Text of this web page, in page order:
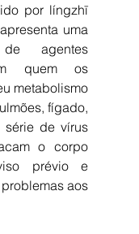
por língzhī
uma
de agentes
quem os
metabolismo
fígado,
série de vírus
o corpo
prévio e
aos